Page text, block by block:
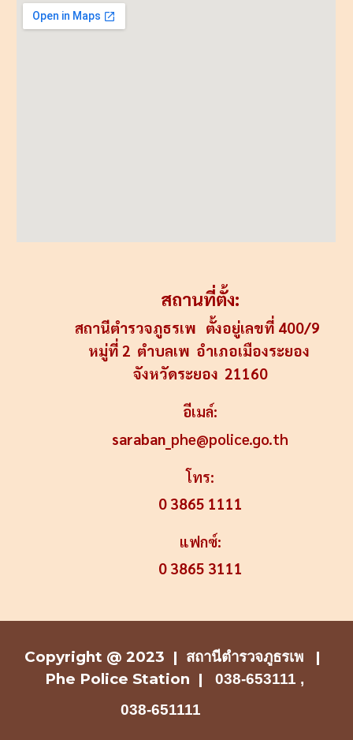
สถานที่ตั้ง:
สถานีตำรวจภูธรเพ ตั้งอยู่เลขที่ 400/9
หมู่ที่ 2 ตำบลเพ อำเภอเมืองระยอง
จังหวัดระยอง 21160
อีเมล์:
saraban_ phe@police.go.th
โทร:
0 3865 1111
แฟกซ์:
0 3865 3111
Copyright @ 2023 | สถานีตำรวจภูธรเพ |
Phe Police Station |
038-653111 ,
038-651111